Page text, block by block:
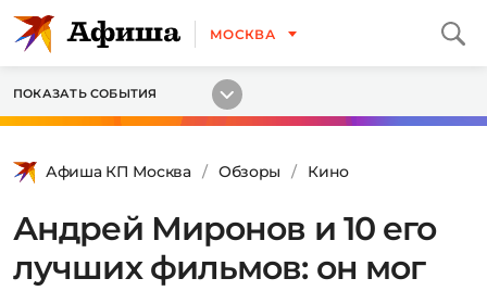
МОСКВА
ПОКАЗАТЬ СОБЫТИЯ
Афиша КП Москва Обзоры Кино
Андрей Миронов и 10 его
лучших фильмов: он мог